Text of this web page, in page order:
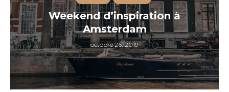
Weekend d’inspiration à
Amsterdam
octobre 26, 2019